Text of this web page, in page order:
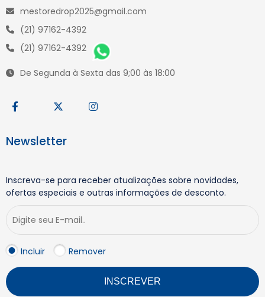
mestoredrop2025@gmail.com
(21) 97162-4392
(21) 97162-4392
De Segunda à Sexta das 9;00 às 18:00
Newsletter
Inscreva-se para receber atualizações sobre novidades,
ofertas especiais e outras informações de desconto.
Incluir Remover
INSCREVER